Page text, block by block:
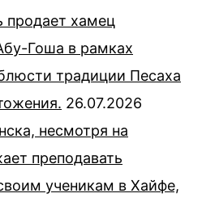
хамец
Гоша в рамках
традиции Песаха
26.07.2026
несмотря на
преподавать
ученикам в Хайфе,